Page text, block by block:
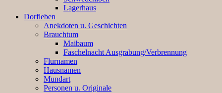
Lagerhaus
Dorfleben
Anekdoten u. Geschichten
Brauchtum
Maibaum
Faschelnacht Ausgrabung/Verbrennung
Flurnamen
Hausnamen
Mundart
Personen u. Originale